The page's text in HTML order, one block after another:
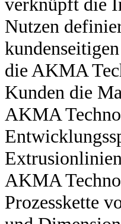
Nutzen
die AKMA
Kunden die
AKMA
AKMA
Prozesskette